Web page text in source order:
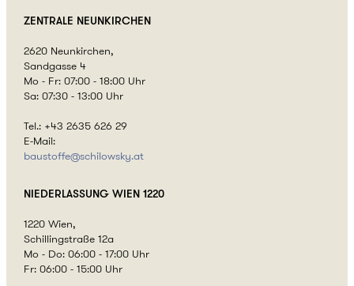
ZENTRALE NEUNKIRCHEN
2620 Neunkirchen,
Sandgasse 4
Mo - Fr: 07:00 - 18:00 Uhr
Sa: 07:30 - 13:00 Uhr
Tel.: +43 2635 626 29
E-Mail:
baustoffe@schilowsky.at
NIEDERLASSUNGWIEN 1220
1220 Wien,
Schillingstraße 12a
Mo - Do: 06:00 - 17:00 Uhr
Fr: 06:00 - 15:00 Uhr